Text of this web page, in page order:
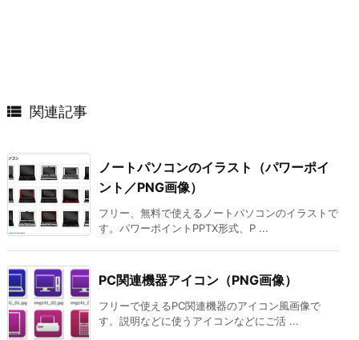
 関連記事
ノートパソコンのイラスト（パワーポイ
ント／PNG画像）
フリー、無料で使えるノートパソコンのイラストで
す。パワーポイントPPTX形式、P ...
PC関連機器アイコン（PNG画像）
フリーで使えるPC関連機器のアイコン風画像で
す。説明などに使うアイコンなどにご活 ...